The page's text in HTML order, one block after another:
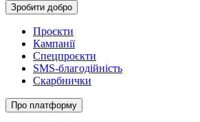
Зробити добро
Проєкти
Кампанії
Спецпроєкти
SMS-благодійність
Скарбнички
Про платформу